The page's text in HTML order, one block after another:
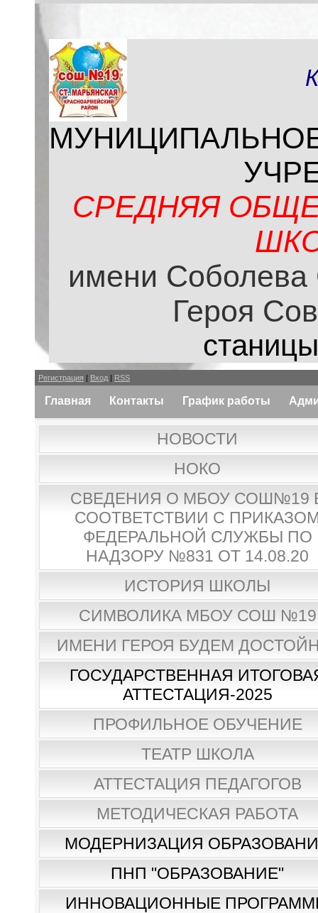
СРЕДНЯЯ
имени Соболева
Героя
Регистрация | Вход | RSS
Главная Контакты График работы
НОВОСТИ
НОКО
СВЕДЕНИЯ О МБОУ СОШ№19
СООТВЕТСТВИИ С
ФЕДЕРАЛЬНОЙ СЛУЖБЫ ПО
НАДЗОРУ №831 ОТ 14.08.20
ИСТОРИЯ ШКОЛЫ
СИМВОЛИКА МБОУ СОШ №19
ИМЕНИ ГЕРОЯ БУДЕМ
ГОСУДАРСТВЕННАЯ
АТТЕСТАЦИЯ-2025
ПРОФИЛЬНОЕ ОБУЧЕНИЕ
ТЕАТР ШКОЛА
АТТЕСТАЦИЯ ПЕДАГОГОВ
МЕТОДИЧЕСКАЯ РАБОТА
МОДЕРНИЗАЦИЯ
ПНП "ОБРАЗОВАНИЕ"
ИННОВАЦИОННЫЕ